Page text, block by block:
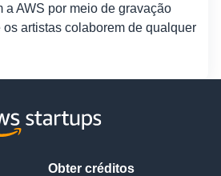
a AWS por meio de gravação
artistas colaborem de qualquer
Obter créditos